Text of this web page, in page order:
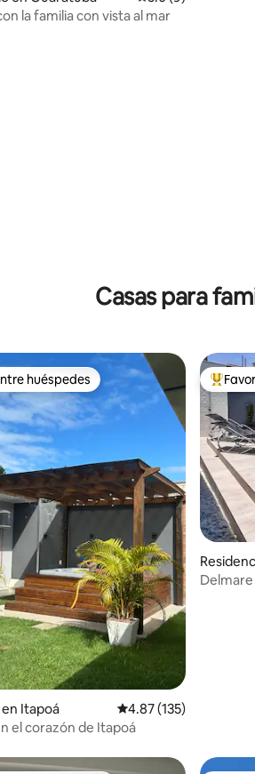
de 5; 45 evaluaciones
la familia con vista al mar
Casas para
de 5; 101 evaluaciones
huéspedes
huéspedes
en Itapoá Calificación promedio:
4.87 (135)
el corazón de Itapoá
De los
a
Delmare Lujosa casa temática con